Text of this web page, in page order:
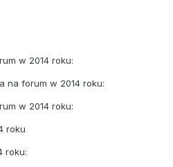
w 2014 roku:
na forum w 2014 roku:
w 2014 roku:
roku
roku: